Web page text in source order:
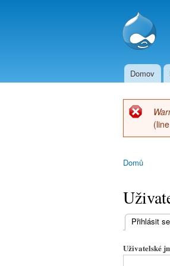
Hlavní menu
Domov
(line
Domů
Hlavní
záložky
Přihlásit se
Uživatelské